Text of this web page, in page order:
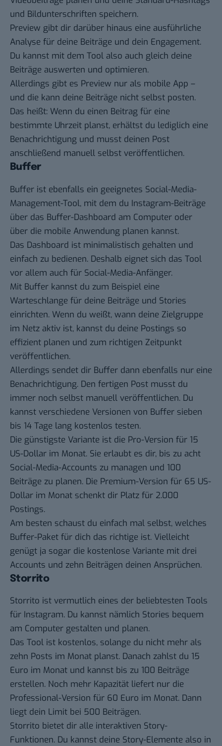
und Bildunterschriften speichern.
Preview gibt dir darüber hinaus eine ausführliche
Analyse für deine Beiträge und dein Engagement.
Du kannst mit dem Tool also auch gleich deine
Beiträge auswerten und optimieren.
Allerdings gibt es Preview nur als mobile App –
und die kann deine Beiträge nicht selbst posten.
Das heißt: Wenn du einen Beitrag für eine
bestimmte Uhrzeit planst, erhältst du lediglich eine
Benachrichtigung und musst deinen Post
anschließend manuell selbst veröffentlichen.
Buffer
Buffer ist ebenfalls ein geeignetes Social-Media-
Management-Tool, mit dem du Instagram-Beiträge
über das Buffer-Dashboard am Computer oder
über die mobile Anwendung planen kannst.
Das Dashboard ist minimalistisch gehalten und
einfach zu bedienen. Deshalb eignet sich das Tool
vor allem auch für Social-Media-Anfänger.
Mit Buffer kannst du zum Beispiel eine
Warteschlange für deine Beiträge und Stories
einrichten. Wenn du weißt, wann deine Zielgruppe
im Netz aktiv ist, kannst du deine Postings so
effizient planen und zum richtigen Zeitpunkt
veröffentlichen.
Allerdings sendet dir Buffer dann ebenfalls nur eine
Benachrichtigung. Den fertigen Post musst du
immer noch selbst manuell veröffentlichen. Du
kannst verschiedene Versionen von Buffer sieben
bis 14 Tage lang kostenlos testen.
Die günstigste Variante ist die Pro-Version für 15
US-Dollar im Monat. Sie erlaubt es dir, bis zu acht
Social-Media-Accounts zu managen und 100
Beiträge zu planen. Die Premium-Version für 65 US-
Dollar im Monat schenkt dir Platz für 2.000
Postings.
Am besten schaust du einfach mal selbst, welches
Buffer-Paket für dich das richtige ist. Vielleicht
genügt ja sogar die kostenlose Variante mit drei
Accounts und zehn Beiträgen deinen Ansprüchen.
Storrito
Storrito ist vermutlich eines der beliebtesten Tools
für Instagram. Du kannst nämlich Stories bequem
am Computer gestalten und planen.
Das Tool ist kostenlos, solange du nicht mehr als
zehn Posts im Monat planst. Danach zahlst du 15
Euro im Monat und kannst bis zu 100 Beiträge
erstellen. Noch mehr Kapazität liefert nur die
Professional-Version für 60 Euro im Monat. Dann
liegt dein Limit bei 500 Beiträgen.
Storrito bietet dir alle interaktiven Story-
Funktionen. Du kannst deine Story-Elemente also in